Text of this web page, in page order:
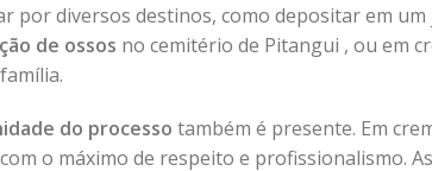
por diversos destinos, como depositar em
de ossos no cemitério de Pitangui , ou em
do processo também é presente. Em
o máximo de respeito e profissionalismo.